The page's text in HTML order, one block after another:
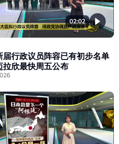
02:02
届行政议员阵容已有初步名单
拉欣最快周五公布